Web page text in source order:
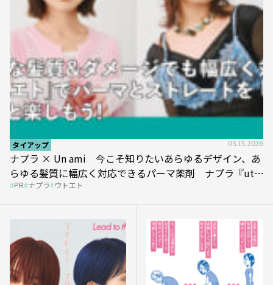
タイアップ 05.13.2026
ナプラ × Un ami 今こそ知りたいあらゆるデザイン、あ
らゆる髪質に幅広く対応できるパーマ薬剤 ナプラ『ut-
et』
PR ナプラ ウトエト